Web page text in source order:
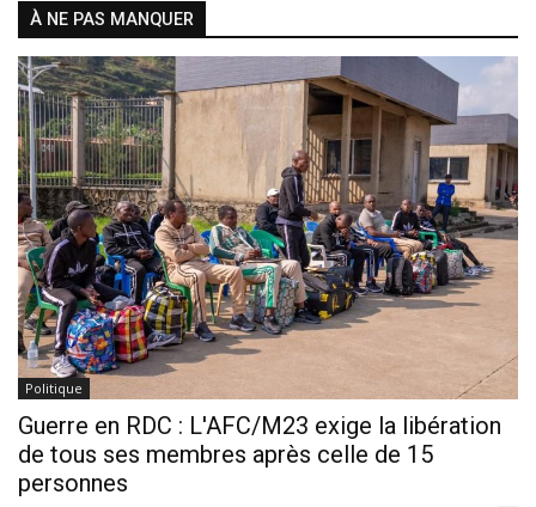
À NE PAS MANQUER
Politique
Guerre en RDC : L'AFC/M23 exige la libération
de tous ses membres après celle de 15
personnes